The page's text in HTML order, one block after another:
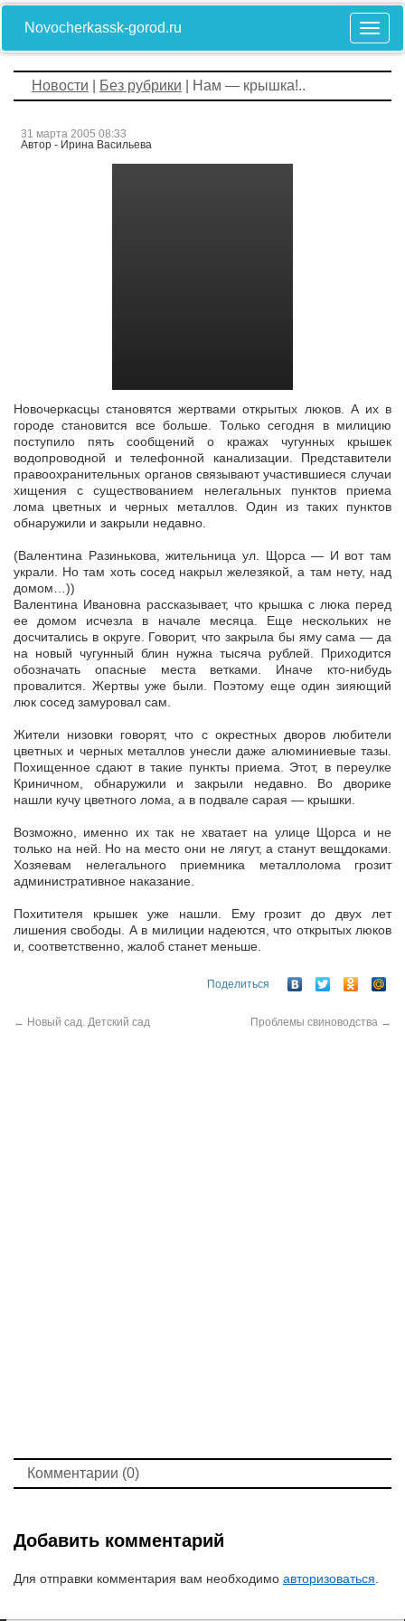
Novocherkassk-gorod.ru
Новости Без рубрики | Нам — крышка!..
31 марта 2005 08:33
Автор - Ирина Васильева
Новочеркасцы становятся жертвами открытых люков. А их в
городе становится все больше. Только сегодня в милицию
поступило пять сообщений о кражах чугунных крышек
водопроводной и телефонной канализации.
Представители
правоохранительных органов связывают участившиеся случаи
хищения с существованием нелегальных пунктов приема
лома цветных и черных металлов. Один из таких пунктов
обнаружили и закрыли недавно.
(Валентина Разинькова, жительница ул. Щорса — И вот там
украли. Но там хоть сосед накрыл железякой, а там нету, над
домом…))
Валентина Ивановна рассказывает, что крышка с люка перед
ее домом исчезла в начале месяца. Еще нескольких не
досчитались в округе. Говорит, что закрыла бы яму сама — да
на новый чугунный блин нужна тысяча рублей. Приходится
обозначать опасные места ветками. Иначе кто-нибудь
провалится. Жертвы уже были. Поэтому еще один зияющий
люк сосед замуровал сам.
Жители низовки говорят, что с окрестных дворов любители
цветных и черных металлов унесли даже алюминиевые тазы.
Похищенное сдают в такие пункты приема. Этот, в переулке
Криничном, обнаружили и закрыли недавно. Во дворике
нашли кучу цветного лома, а в подвале сарая — крышки.
Возможно, именно их так не хватает на улице Щорса и не
только на ней. Но на место они не лягут, а станут вещдоками.
Хозяевам нелегального приемника металлолома грозит
административное наказание.
Похитителя крышек уже нашли. Ему грозит до двух лет
лишения свободы. А в милиции надеются, что открытых люков
и, соответственно, жалоб станет меньше.
Поделиться
← Новый сад. Детский сад Проблемы свиноводства →
Комментарии (0)
Добавить комментарий
Для отправки комментария вам необходимо авторизоваться.